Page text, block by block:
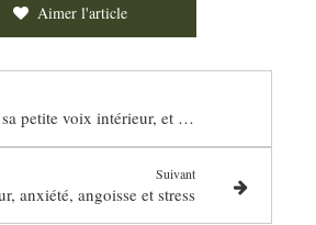
Aimer l'article
Ecouter sa petite voix intérieur, et retrouver ce qui est juste pour soi
Suivant
anxiété, angoisse et stress